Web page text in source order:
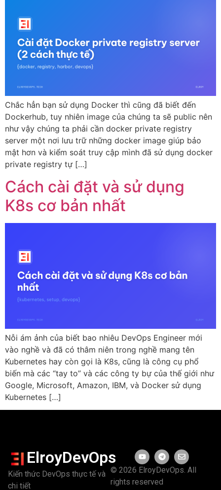
Chắc hẳn bạn sử dụng Docker thì cũng đã biết đến
Dockerhub, tuy nhiên image của chúng ta sẽ public nên
như vậy chúng ta phải cần docker private registry
server một nơi lưu trữ những docker image giúp bảo
mật hơn và kiểm soát truy cập mình đã sử dụng docker
private registry tự […]
Cách cài đặt và sử dụng
K8s cơ bản nhất
Nỗi ám ảnh của biết bao nhiêu DevOps Engineer mới
vào nghề và đã có thâm niên trong nghề mang tên
Kubernetes hay còn gọi là K8s, cũng là công cụ phổ
biến mà các “tay to” và các công ty bự của thế giới như
Google, Microsoft, Amazon, IBM, và Docker sử dụng
Kubernetes […]
ElroyDevOps
Kiến thức DevOps thực tế và
chi tiết
© 2026 ElroyDevOps. All
rights reserved